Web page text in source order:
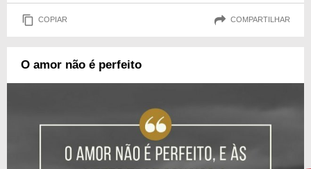
COPIAR COMPARTILHAR
O amor não é perfeito